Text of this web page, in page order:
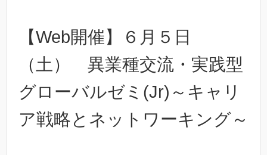
【Web開催】６月５日
（土） 異業種交流・実践型
グローバルゼミ(Jr)～キャリ
ア戦略とネットワーキング～